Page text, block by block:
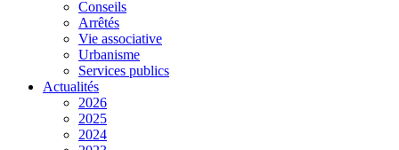
Conseils
Arrêtés
Vie associative
Urbanisme
Services publics
Actualités
2026
2025
2024